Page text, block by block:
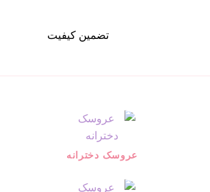
تضمین کیفیت
عروسک دخترانه